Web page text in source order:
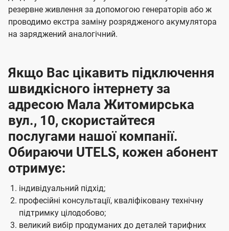
резервне живлення за допомогою генераторів або ж
проводимо екстра заміну розрядженого акумулятора
на заряджений аналогічний.
Якщо Вас цікавить підключення
швидкісного інтернету за
адресою Мала Житомирська
вул., 10, скористайтеся
послугами нашої компанії.
Обираючи UTELS, кожен абонент
отримує:
індивідуальний підхід;
професійні консультації, кваліфіковану технічну
підтримку цілодобово;
великий вибір продуманих до деталей тарифних